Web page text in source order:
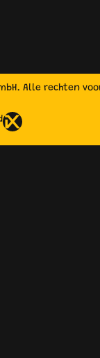
Alle rechten